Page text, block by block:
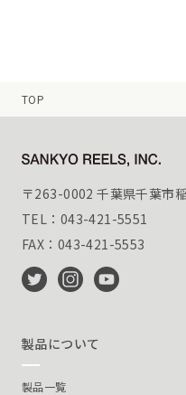
TOP
〒263-0002 千葉県千葉市
TEL：043-421-5551
FAX：043-421-5553
製品について
製品一覧